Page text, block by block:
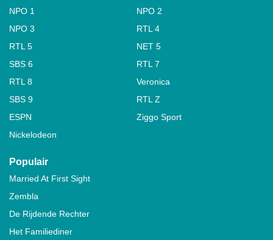
NPO 1
NPO 2
NPO 3
RTL 4
RTL 5
NET 5
SBS 6
RTL 7
RTL 8
Veronica
SBS 9
RTL Z
ESPN
Ziggo Sport
Nickelodeon
Populair
Married At First Sight
Zembla
De Rijdende Rechter
Het Familiediner